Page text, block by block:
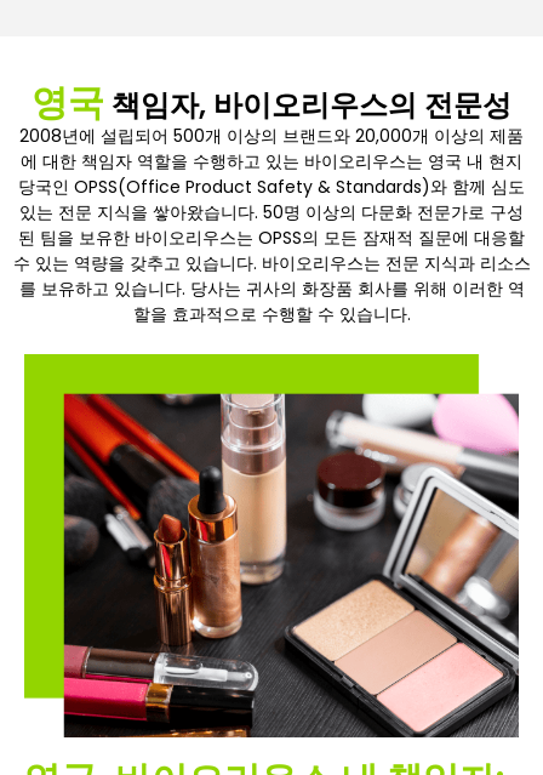
영국 책임자, 바이오리우스의 전문성
2008년에 설립되어 500개 이상의 브랜드와 20,000개 이상의 제품
에 대한 책임자 역할을 수행하고 있는 바이오리우스는 영국 내 현지
당국인 OPSS(Office Product Safety & Standards)와 함께 심도
있는 전문 지식을 쌓아왔습니다. 50명 이상의 다문화 전문가로 구성
된 팀을 보유한 바이오리우스는 OPSS의 모든 잠재적 질문에 대응할
수 있는 역량을 갖추고 있습니다. 바이오리우스는 전문 지식과 리소스
를 보유하고 있습니다. 당사는 귀사의 화장품 회사를 위해 이러한 역
할을 효과적으로 수행할 수 있습니다.